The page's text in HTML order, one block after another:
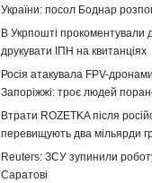
України: посол Боднар
В Укрпошті прокоментували
друкувати ІПН на квитанціях
Росія атакувала FPV-
Запоріжжі: троє людей
Втрати ROZETKA після
перевищують два мільярди
Reuters: ЗСУ зупинили
Саратові